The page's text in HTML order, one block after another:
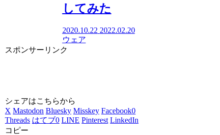
してみた
2020.10.22 2022.02.20
ウェア
スポンサーリンク
シェアはこちらから
X Mastodon Bluesky Misskey Facebook0
Threads はてブ0 LINE Pinterest LinkedIn
コピー